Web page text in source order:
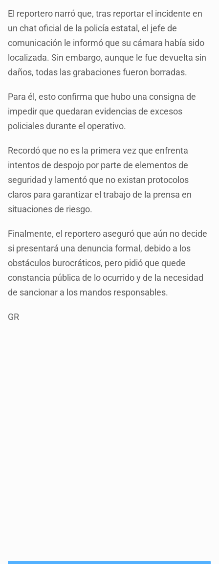
El reportero narró que, tras reportar el incidente en
un chat oficial de la policía estatal, el jefe de
comunicación le informó que su cámara había sido
localizada. Sin embargo, aunque le fue devuelta sin
daños, todas las grabaciones fueron borradas.
Para él, esto confirma que hubo una consigna de
impedir que quedaran evidencias de excesos
policiales durante el operativo.
Recordó que no es la primera vez que enfrenta
intentos de despojo por parte de elementos de
seguridad y lamentó que no existan protocolos
claros para garantizar el trabajo de la prensa en
situaciones de riesgo.
Finalmente, el reportero aseguró que aún no decide
si presentará una denuncia formal, debido a los
obstáculos burocráticos, pero pidió que quede
constancia pública de lo ocurrido y de la necesidad
de sancionar a los mandos responsables.
GR